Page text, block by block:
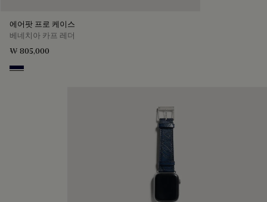
에어팟 프로 케이스
베네치아 카프 레더
₩ 805,000
Nero Blu